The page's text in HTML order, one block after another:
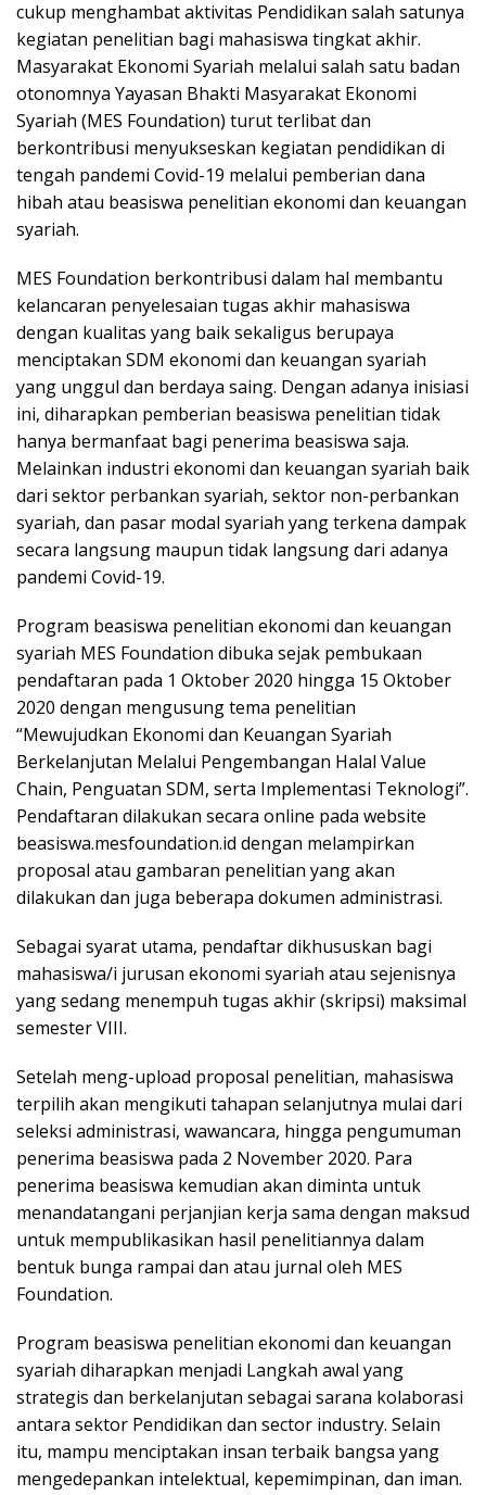
cukup menghambat aktivitas Pendidikan salah satunya
kegiatan penelitian bagi mahasiswa tingkat akhir.
Masyarakat Ekonomi Syariah melalui salah satu badan
otonomnya Yayasan Bhakti Masyarakat Ekonomi
Syariah (MES Foundation) turut terlibat dan
berkontribusi menyukseskan kegiatan pendidikan di
tengah pandemi Covid-19 melalui pemberian dana
hibah atau beasiswa penelitian ekonomi dan keuangan
syariah.
MES Foundation berkontribusi dalam hal membantu
kelancaran penyelesaian tugas akhir mahasiswa
dengan kualitas yang baik sekaligus berupaya
menciptakan SDM ekonomi dan keuangan syariah
yang unggul dan berdaya saing. Dengan adanya inisiasi
ini, diharapkan pemberian beasiswa penelitian tidak
hanya bermanfaat bagi penerima beasiswa saja.
Melainkan industri ekonomi dan keuangan syariah baik
dari sektor perbankan syariah, sektor non-perbankan
syariah, dan pasar modal syariah yang terkena dampak
secara langsung maupun tidak langsung dari adanya
pandemi Covid-19.
Program beasiswa penelitian ekonomi dan keuangan
syariah MES Foundation dibuka sejak pembukaan
pendaftaran pada 1 Oktober 2020 hingga 15 Oktober
2020 dengan mengusung tema penelitian
“Mewujudkan Ekonomi dan Keuangan Syariah
Berkelanjutan Melalui Pengembangan Halal Value
Chain, Penguatan SDM, serta Implementasi Teknologi”.
Pendaftaran dilakukan secara online pada website
beasiswa.mesfoundation.id dengan melampirkan
proposal atau gambaran penelitian yang akan
dilakukan dan juga beberapa dokumen administrasi.
Sebagai syarat utama, pendaftar dikhususkan bagi
mahasiswa/i jurusan ekonomi syariah atau sejenisnya
yang sedang menempuh tugas akhir (skripsi) maksimal
semester VIII.
Setelah meng-upload proposal penelitian, mahasiswa
terpilih akan mengikuti tahapan selanjutnya mulai dari
seleksi administrasi, wawancara, hingga pengumuman
penerima beasiswa pada 2 November 2020. Para
penerima beasiswa kemudian akan diminta untuk
menandatangani perjanjian kerja sama dengan maksud
untuk mempublikasikan hasil penelitiannya dalam
bentuk bunga rampai dan atau jurnal oleh MES
Foundation.
Program beasiswa penelitian ekonomi dan keuangan
syariah diharapkan menjadi Langkah awal yang
strategis dan berkelanjutan sebagai sarana kolaborasi
antara sektor Pendidikan dan sector industry. Selain
itu, mampu menciptakan insan terbaik bangsa yang
mengedepankan intelektual, kepemimpinan, dan iman.